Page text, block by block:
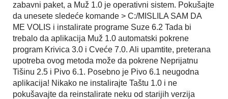
zabavni paket, a Muž 1.0 je operativni sistem. Pokušajte
da unesete sledeće komande > C:/MISLILA SAM DA
ME VOLIS i instalirate programe Suze 6.2 Tada bi
trebalo da aplikacija Muž 1.0 automatski pokrene
program Krivica 3.0 i Cveće 7.0. Ali upamtite, preterana
upotreba ovog metoda može da pokrene Neprijatnu
Tišinu 2.5 i Pivo 6.1. Posebno je Pivo 6.1 neugodna
aplikacija! Nikako ne instalirajte Taštu 1.0 i ne
pokušavajte da reinstalirate neku od starijih verzija